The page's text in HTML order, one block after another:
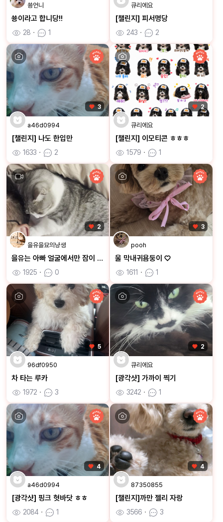
쑝언니
쑝이라고 합니당!!
28 ㆍ 1
큐리에요
[챌린지] 피서명당
243 ㆍ 2
3
a46d0994
[챌린지] 나도 한입만
1633 ㆍ 2
2
큐리에요
[챌린지] 이모티콘 ㅎㅎㅎ
1579 ㆍ 1
2
을유을묘의냥생
을유는 아빠 얼굴에서만 잠이 와요
1925 ㆍ 0
3
pooh
울 막내귀욤둥이 ♡
1611 ㆍ 1
5
96df0950
차 타는 루카
1972 ㆍ 3
2
큐리에요
[광각샷] 가까이 찍기
3242 ㆍ 1
4
a46d0994
[광각샷] 핑크 혓바닷 ㅎㅎ
2084 ㆍ 1
4
87350855
[챌린지]까만 젤리 자랑
3566 ㆍ 3